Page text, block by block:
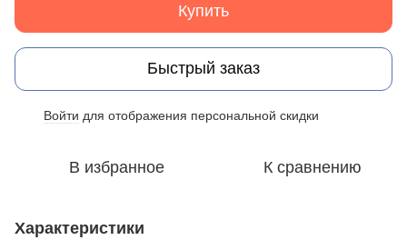
Купить
Быстрый заказ
Войти для отображения персональной скидки
В избранное К сравнению
Характеристики